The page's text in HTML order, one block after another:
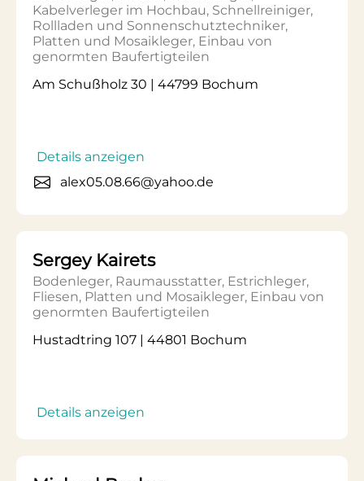
Kabelverleger im Hochbau, Schnellreiniger,
Rollladen und Sonnenschutztechniker,
Platten und Mosaikleger, Einbau von
genormten Baufertigteilen
Am Schußholz 30 | 44799 Bochum
Details anzeigen
alex05.08.66@yahoo.de
Sergey Kairets
Bodenleger, Raumausstatter, Estrichleger,
Fliesen, Platten und Mosaikleger, Einbau von
genormten Baufertigteilen
Hustadtring 107 | 44801 Bochum
Details anzeigen